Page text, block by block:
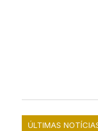
ÚLTIMAS